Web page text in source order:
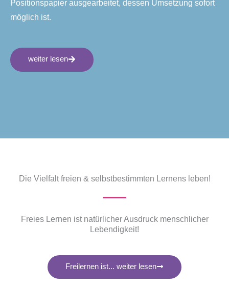
Positionspapier ausgearbeitet, dessen Umsetzung sofort
möglich ist.
weiter lesen
Die Vielfalt freien & selbstbestimmten Lernens leben!
Freies Lernen ist natürlicher Ausdruck menschlicher
Lebendigkeit!
Freilernen ist... weiter lesen